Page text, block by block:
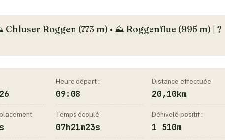
Roggen (773 m) • ⛰️ Roggenflue (995 m) | ?
Heure départ :
09:08
Distance effectuée
20,10km
Temps écoulé
07h21m23s
Dénivelé positif :
1 510m